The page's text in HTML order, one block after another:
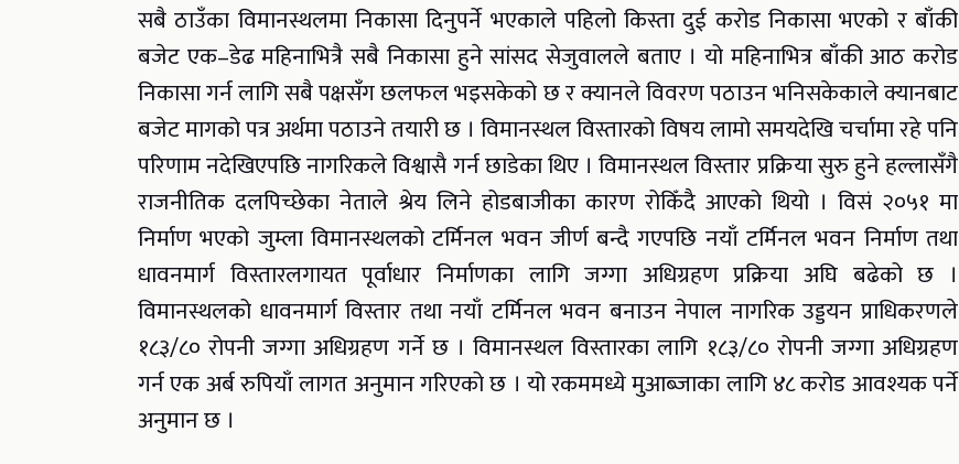
सबै ठाउँका विमानस्थलमा निकासा दिनुपर्ने भएकाले पहिलो किस्ता दुई करोड निकासा भएको र बाँकी
बजेट एक–डेढ महिनाभित्रै सबै निकासा हुने सांसद सेजुवालले बताए । यो महिनाभित्र बाँकी आठ करोड
निकासा गर्न लागि सबै पक्षसँग छलफल भइसकेको छ र क्यानले विवरण पठाउन भनिसकेकाले क्यानबाट
बजेट मागको पत्र अर्थमा पठाउने तयारी छ । विमानस्थल विस्तारको विषय लामो समयदेखि चर्चामा रहे पनि
परिणाम नदेखिएपछि नागरिकले विश्वासै गर्न छाडेका थिए । विमानस्थल विस्तार प्रक्रिया सुरु हुने हल्लासँगै
राजनीतिक दलपिच्छेका नेताले श्रेय लिने होडबाजीका कारण रोकिँदै आएको थियो । विसं २०५१ मा
निर्माण भएको जुम्ला विमानस्थलको टर्मिनल भवन जीर्ण बन्दै गएपछि नयाँ टर्मिनल भवन निर्माण तथा
धावनमार्ग विस्तारलगायत पूर्वाधार निर्माणका लागि जग्गा अधिग्रहण प्रक्रिया अघि बढेको छ ।
विमानस्थलको धावनमार्ग विस्तार तथा नयाँ टर्मिनल भवन बनाउन नेपाल नागरिक उड्डयन प्राधिकरणले
१८३/८० रोपनी जग्गा अधिग्रहण गर्ने छ । विमानस्थल विस्तारका लागि १८३/८० रोपनी जग्गा अधिग्रहण
गर्न एक अर्ब रुपियाँ लागत अनुमान गरिएको छ । यो रकममध्ये मुआब्जाका लागि ४८ करोड आवश्यक पर्ने
अनुमान छ ।